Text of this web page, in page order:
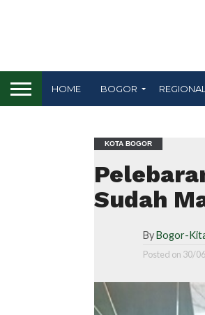
HOME BOGOR REGIONAL
KOTA BOGOR
Sudah
ByBogor-
Posted on 30/